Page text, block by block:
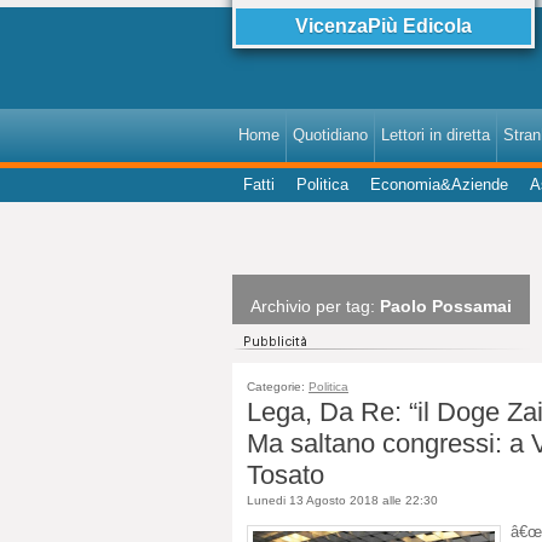
VicenzaPiù Edicola
Home Quotidiano Lettori in diretta
Fatti Politica Economia&Aziende
Archivio per tag: Paolo Possamai
Categorie: Politica
Lega, Da Re: “il Doge
Ma saltano congressi: a
Tosato
Lunedi 13 Agosto 2018 alle 22:30
â€œ